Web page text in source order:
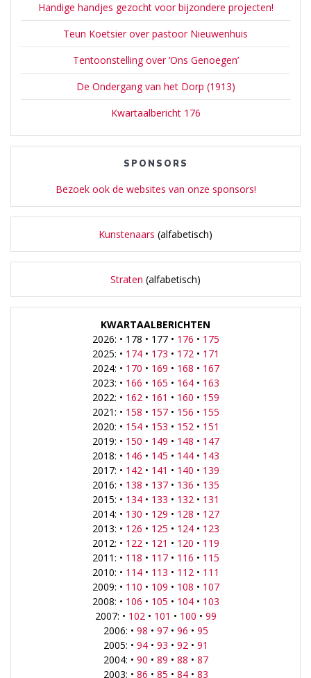
Handige handjes gezocht voor bijzondere projecten!
Teun Koetsier over pastoor Nieuwenhuis
Tentoonstelling over ‘Ons Genoegen’
De Ondergang van het Dorp (1913)
Kwartaalbericht 176
SPONSORS
Bezoek ook de websites van onze sponsors!
Kunstenaars (alfabetisch)
Straten (alfabetisch)
KWARTAALBERICHTEN
2026: • 178 • 177 • 176 • 175
2025: • 174• 173 • 172• 171
2024: • 170 • 169 • 168 • 167
2023: • 166 • 165 • 164• 163
2022: • 162• 161 • 160 • 159
2021: • 158 • 157• 156 • 155
2020: • 154• 153 • 152• 151
2019: • 150 • 149 • 148 • 147
2018: • 146 • 145 • 144• 143
2017: • 142• 141 • 140 • 139
2016: • 138 • 137• 136 • 135
2015: • 134• 133 • 132• 131
2014: • 130 • 129 • 128 • 127
2013: • 126 • 125 • 124• 123
2012: • 122• 121 • 120 • 119
2011: • 118 • 117• 116 • 115
2010: • 114• 113 • 112• 111
2009: • 110 • 109 • 108 • 107
2008: • 106 • 105 • 104• 103
2007: • 102• 101 • 100 • 99
2006: • 98 • 97• 96 • 95
2005: • 94• 93 • 92• 91
2004: • 90 • 89 • 88 • 87
2003: • 86 • 85 • 84• 83